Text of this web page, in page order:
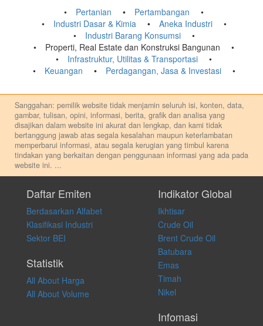
Pertanian
Pertambangan
Industri Dasar & Kimia
Aneka Industri
Industri Barang Konsumsi
Properti, Real Estate dan Konstruksi Bangunan
Infrastruktur, Utilitas & Transportasi
Keuangan
Perdagangan, Jasa & Investasi
Sanggahan: pemilik website tidak menjamin seluruh isi, konten, data,
gambar, tulisan, opini, informasi, berita, grafik dan analisa yang
disajikan dalam website ini akurat dan lengkap, dan kami tidak
bertanggung jawab atas segala kesalahan maupun keterlambatan
memperbarui informasi, atau segala kerugian yang timbul karena
tindakan yang berkaitan dengan penggunaan informasi yang ada pada
website ini. ...
pribadi. Kami tidak memberi anjuran, saran, rekomendasi untuk
membeli, menjual atau melakukan aktivitas lain yang terkait dengan
transaksi perdagangan apapun, dan kami tidak bertanggung jawab
atas keputusan investasi yang dilakukan dalam kondisi dan situasi
apapun juga, yang diakibatkan secara langsung maupun tidak
langsung atas konten pada website ini.
Daftar Emiten
Berdasarkan Alfabet
Klasifikasi Industri
Sektor BEI
Statistik
All About Harga
All About Volume
Indikator Global
Ikhtisar
Crude Oil
Brent Crude Oil
Batubara
Emas
Timah
Nikel
Infomasi